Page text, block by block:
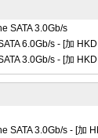
SATA 3.0Gb/s
6.0Gb/s - [加
3.0Gb/s - [加
SATA 3.0Gb/s - [加